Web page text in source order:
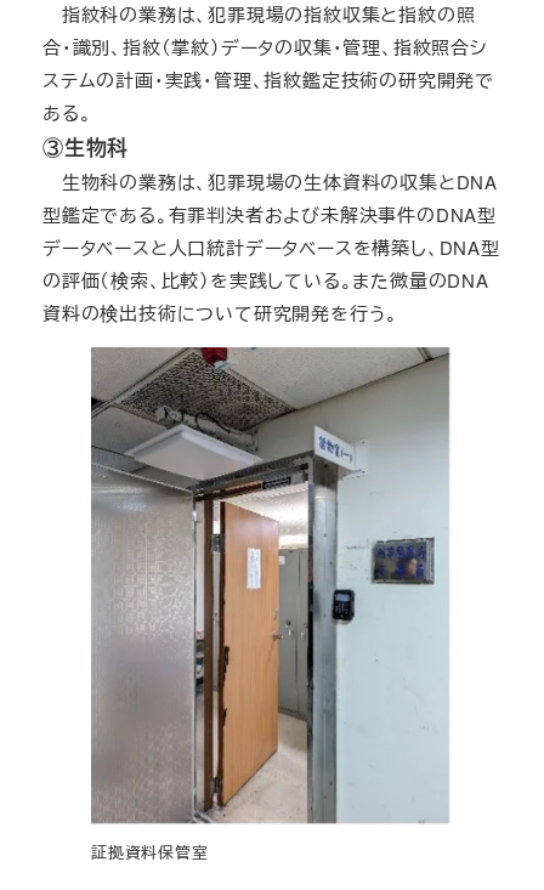
指紋科の業務は、犯罪現場の指紋収集と指紋の照
合・識別、指紋（掌紋）データの収集・管理、指紋照合シ
ステムの計画・実践・管理、指紋鑑定技術の研究開発で
ある。
③生物科
生物科の業務は、犯罪現場の生体資料の収集とDNA
型鑑定である。有罪判決者および未解決事件のDNA型
データベースと人口統計データベースを構築し、DNA型
の評価（検索、比較）を実践している。また微量のDNA
資料の検出技術について研究開発を行う。
証拠資料保管室